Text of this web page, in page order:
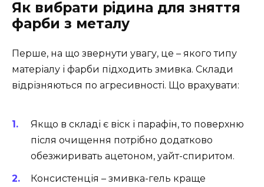
Як вибрати рідина для зняття
фарби з металу
Перше, на що звернути увагу, це – якого типу
матеріалу і фарби підходить змивка. Склади
відрізняються по агресивності. Що врахувати:
Якщо в складі є віск і парафін, то поверхню
після очищення потрібно додатково
обезжиривать ацетоном, уайт-спиритом.
Консистенція – змивка-гель краще